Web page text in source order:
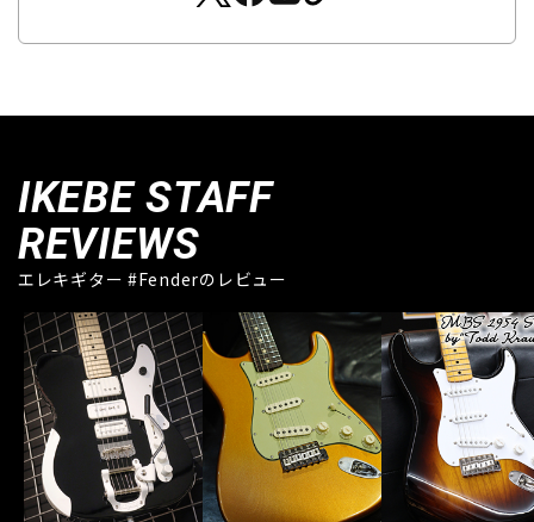
IKEBE STAFF
REVIEWS
エレキギター #Fenderのレビュー